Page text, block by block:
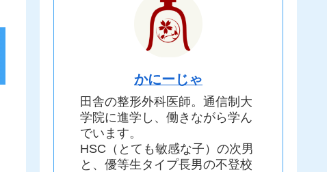
かにーじゃ
田舎の整形外科医師。通信制大
学院に進学し、働きながら学ん
でいます。
HSC（とても敏感な子）の次男
と、優等生タイプ長男の不登校